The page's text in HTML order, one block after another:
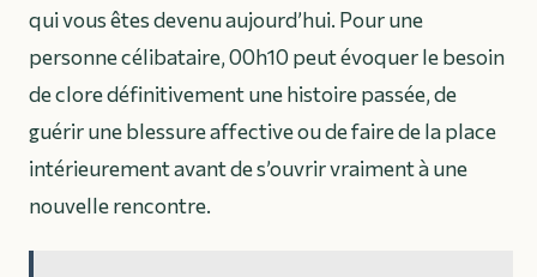
qui vous êtes devenu aujourd’hui. Pour une
personne célibataire, 00h10 peut évoquer le besoin
de clore définitivement une histoire passée, de
guérir une blessure affective ou de faire de la place
intérieurement avant de s’ouvrir vraiment à une
nouvelle rencontre.